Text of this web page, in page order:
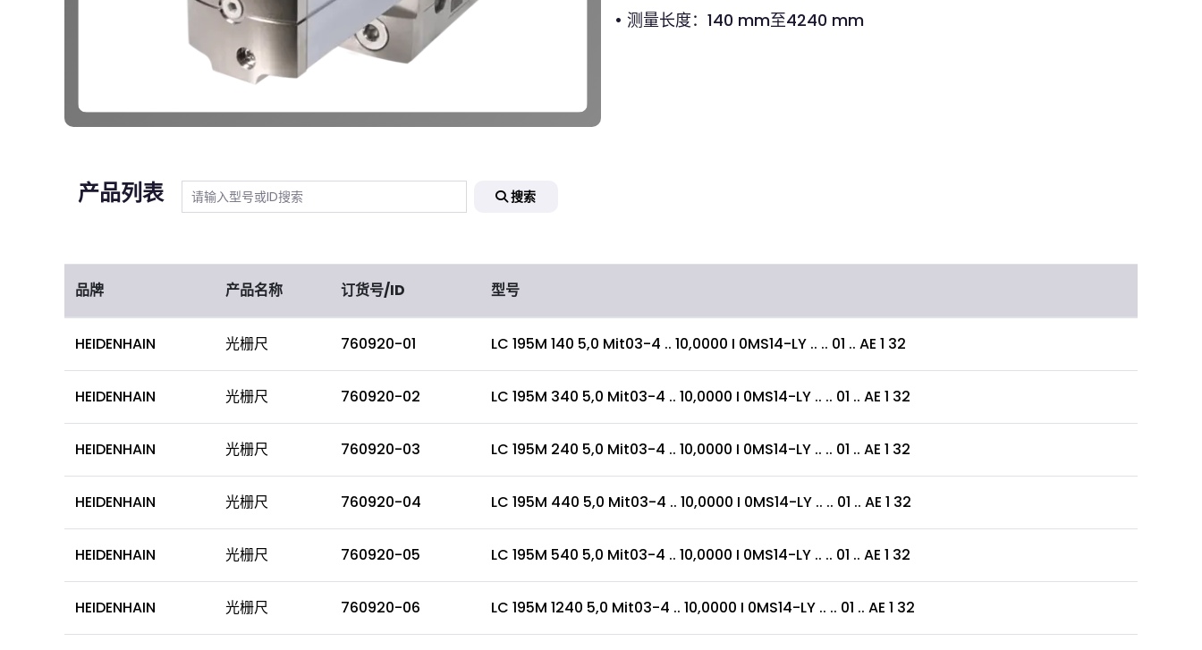
• 测量长度：140 mm至4240 mm
产品列表 搜索
品牌 产品名称 订货号/ID 型号
HEIDENHAIN 光栅尺 760920-01 LC 195M 140 5,0 Mit03-4 .. 10,0000 I 0MS14-LY .. .. 01 .. AE 1 32
HEIDENHAIN 光栅尺 760920-02 LC 195M 340 5,0 Mit03-4 .. 10,0000 I 0MS14-LY .. .. 01 .. AE 1 32
HEIDENHAIN 光栅尺 760920-03 LC 195M 240 5,0 Mit03-4 .. 10,0000 I 0MS14-LY .. .. 01 .. AE 1 32
HEIDENHAIN 光栅尺 760920-04 LC 195M 440 5,0 Mit03-4 .. 10,0000 I 0MS14-LY .. .. 01 .. AE 1 32
HEIDENHAIN 光栅尺 760920-05 LC 195M 540 5,0 Mit03-4 .. 10,0000 I 0MS14-LY .. .. 01 .. AE 1 32
HEIDENHAIN 光栅尺 760920-06 LC 195M 1240 5,0 Mit03-4 .. 10,0000 I 0MS14-LY .. .. 01 .. AE 1 32